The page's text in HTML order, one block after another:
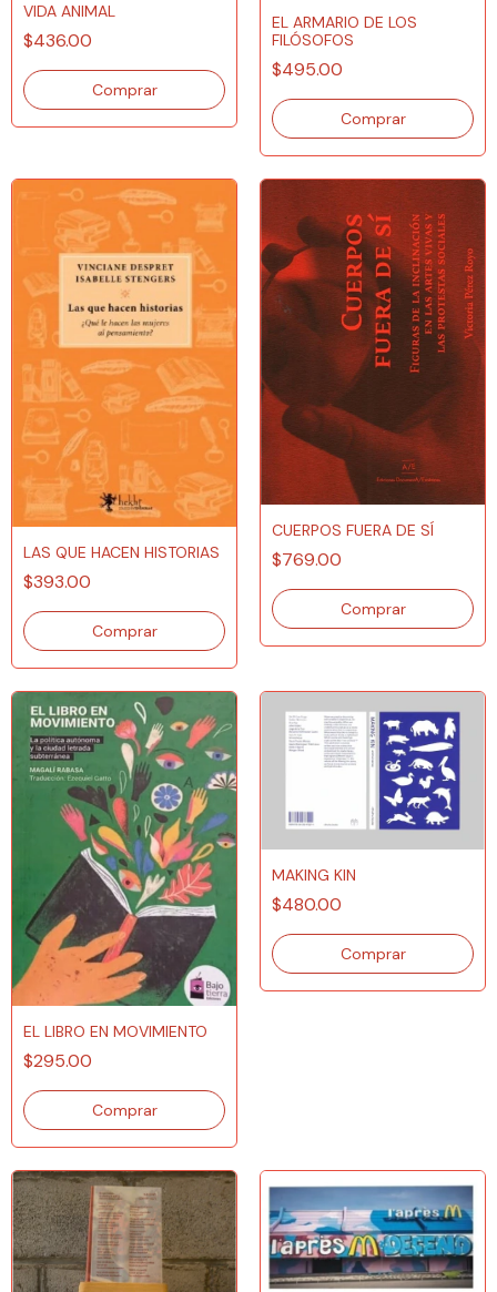
VIDA ANIMAL
$436.00
EL ARMARIO DE LOS
FILÓSOFOS
$495.00
LAS QUE HACEN HISTORIAS
$393.00
CUERPOS FUERA DE SÍ
$769.00
EL LIBRO EN MOVIMIENTO
$295.00
MAKING KIN
$480.00